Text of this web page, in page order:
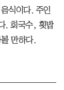
식이다. 주인
. 회국수, 횟밥
만하다.